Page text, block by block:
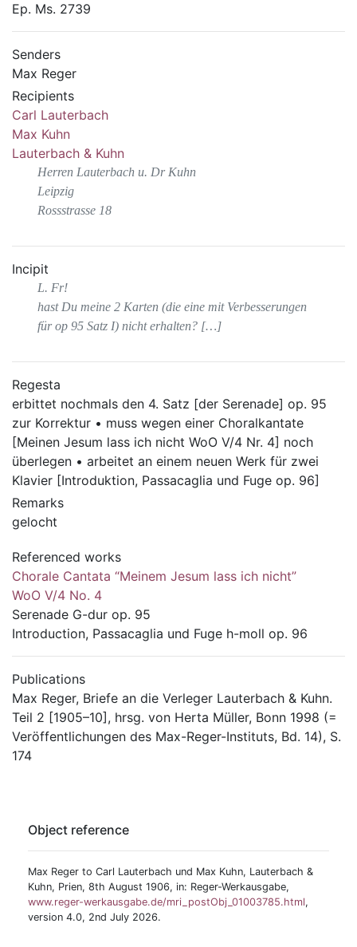
Ep. Ms. 2739
Senders
Max Reger
Recipients
Carl Lauterbach
Max Kuhn
Lauterbach & Kuhn
Herren Lauterbach u. Dr Kuhn
Leipzig
Rossstrasse 18
Incipit
L. Fr!
hast Du meine 2 Karten (die eine mit Verbesserungen
für op 95 Satz I) nicht erhalten? […]
Regesta
erbittet nochmals den 4. Satz [der Serenade] op. 95
zur Korrektur • muss wegen einer Choralkantate
[Meinen Jesum lass ich nicht WoO V/4 Nr. 4] noch
überlegen • arbeitet an einem neuen Werk für zwei
Klavier [Introduktion, Passacaglia und Fuge op. 96]
Remarks
gelocht
Referenced works
Chorale Cantata “Meinem Jesum lass ich nicht”
WoO V/4 No. 4
Serenade G-dur op. 95
Introduction, Passacaglia und Fuge h-moll op. 96
Publications
Max Reger, Briefe an die Verleger Lauterbach & Kuhn.
Teil 2 [1905–10], hrsg. von Herta Müller, Bonn 1998 (=
Veröffentlichungen des Max-Reger-Instituts, Bd. 14), S.
174
Object reference
Max Reger to Carl Lauterbach und Max Kuhn, Lauterbach &
Kuhn, Prien, 8th August 1906, in: Reger-Werkausgabe,
www.reger-werkausgabe.de/mri_postObj_01003785.html,
version 4.0, 2nd July 2026.